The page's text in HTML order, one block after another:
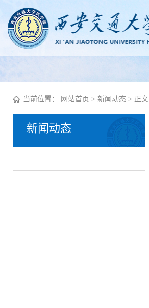
当前位置： 网站首页 > 新闻动态 > 正文
新闻动态